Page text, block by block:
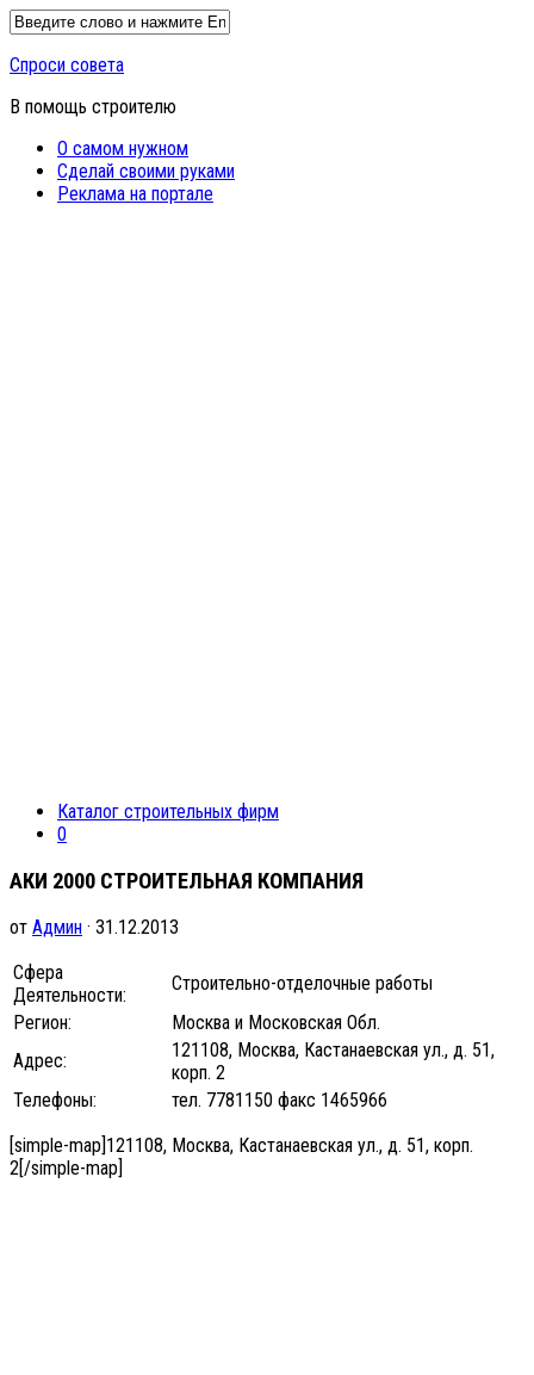
Спроси совета
В помощь строителю
О самом нужном
Сделай своими руками
Реклама на портале
Каталог строительных фирм
0
АКИ 2000 СТРОИТЕЛЬНАЯ КОМПАНИЯ
от Админ · 31.12.2013
Сфера
Деятельности:
Строительно-отделочные работы
Регион:
Москва и Московская Обл.
Адрес:
121108, Москва, Кастанаевская ул., д. 51,
корп. 2
Телефоны:
тел. 7781150 факс 1465966
[simple-map]121108, Москва, Кастанаевская ул., д. 51, корп.
2[/simple-map]